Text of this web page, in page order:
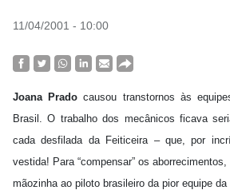
11/04/2001 - 10:00
Joana Prado causou transtornos às
Brasil. O trabalho dos mecânicos ficava
cada desfilada da Feiticeira – que, por
vestida! Para “compensar” os
mãozinha ao piloto brasileiro da pior equipe da